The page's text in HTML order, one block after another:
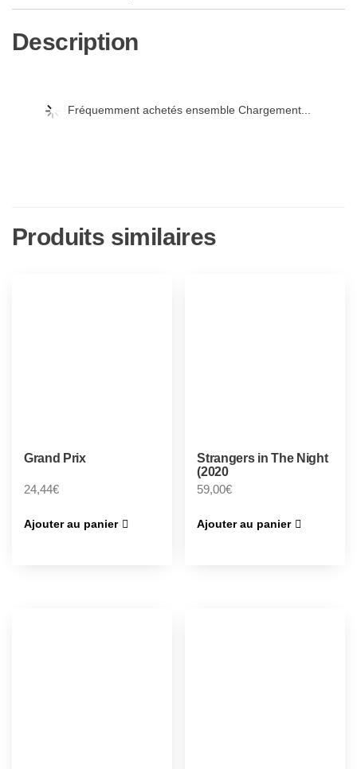
Description
Fréquemment achetés ensemble Chargement...
Produits similaires
Grand Prix
24,44€
Ajouter au panier
Strangers in The Night
(2020
59,00€
Ajouter au panier